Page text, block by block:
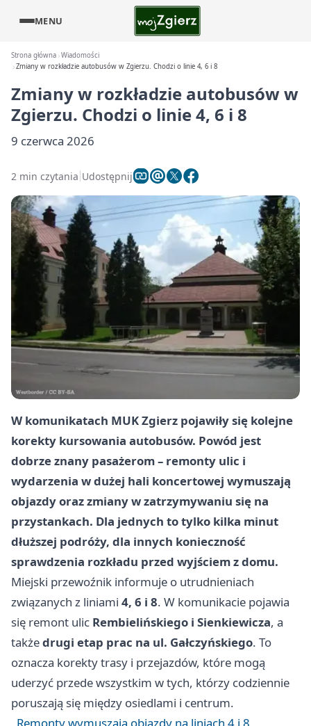
MENU
Strona główna Wiadomości
Zmiany w rozkładzie autobusów w Zgierzu. Chodzi o linie 4, 6 i 8
Zmiany w rozkładzie autobusów w
Zgierzu. Chodzi o linie 4, 6 i 8
9 czerwca 2026
2 min czytania Udostępnij
W komunikatach MUK Zgierz pojawiły się kolejne
korekty kursowania autobusów. Powód jest
dobrze znany pasażerom – remonty ulic i
wydarzenia w dużej hali koncertowej wymuszają
objazdy oraz zmiany w zatrzymywaniu się na
przystankach. Dla jednych to tylko kilka minut
dłuższej podróży, dla innych konieczność
sprawdzenia rozkładu przed wyjściem z domu.
Miejski przewoźnik informuje o utrudnieniach
związanych z liniami 4, 6 i 8. W komunikacie pojawia
się remont ulic Rembielińskiego i Sienkiewicza, a
takżedrugi etap prac na ul. Gałczyńskiego. To
oznacza korekty trasy i przejazdów, które mogą
uderzyć przede wszystkim w tych, którzy codziennie
poruszają się między osiedlami i centrum.